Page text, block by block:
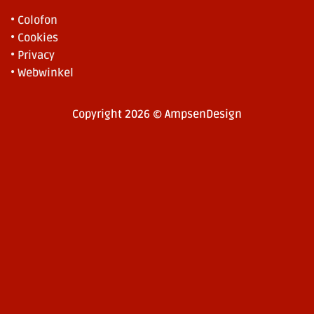
• Colofon
• Cookies
• Privacy
• Webwinkel
Copyright 2026 © AmpsenDesign